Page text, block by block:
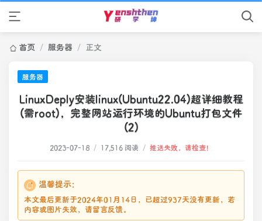
首页 / 服务器 / 正文
服务器
LinuxDeply安装linux(Ubuntu22.04)超详细教程
(需root)，完整网站运行环境的Ubuntu打包文件
(2)
2023-07-18 / 17,516 阅读 / 推送失败，请检查！
温馨提示：
本文最后更新于2024年01月14日，已超过937天没有更新，若
内容或图片失效，请留言反馈。